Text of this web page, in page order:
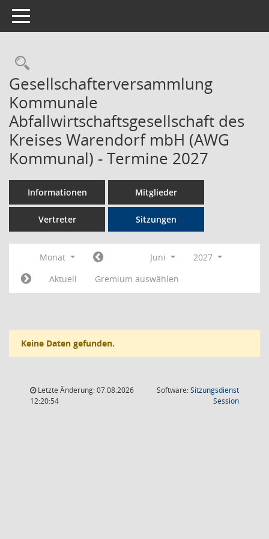
Toggle navigation
Rechercheauswahl
Gesellschafterversammlung
Kommunale
Abfallwirtschaftsgesellschaft des
Kreises Warendorf mbH (AWG
Kommunal) - Termine 2027
Informationen Mitglieder
Vertreter Sitzungen
Monat Juni
2027
Aktuell
Gremium auswählen
Keine Daten gefunden.
Letzte Änderung: 07.08.2026
12:20:54
Software:Sitzungsdienst
Session(Wird in